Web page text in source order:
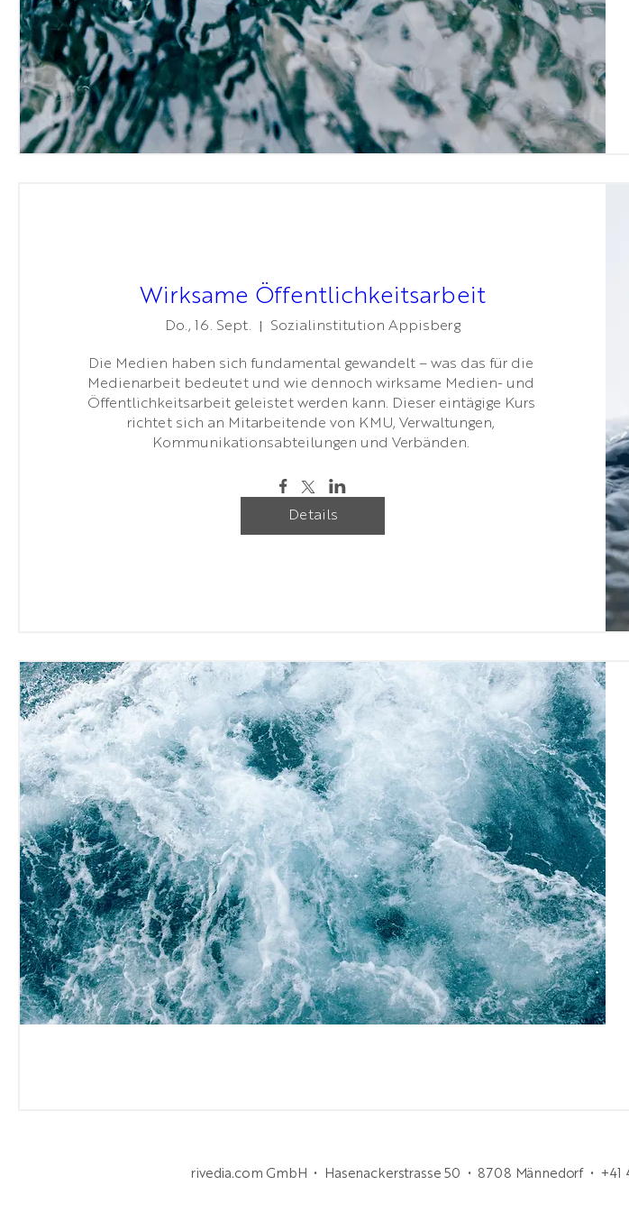
Wirksame Öffentlichkeitsarbeit
Do., 16. Sept. Sozialinstitution Appisberg
Die Medien haben sich fundamental gewandelt – was das für die
Medienarbeit bedeutet und wie dennoch wirksame Medien- und
Öffentlichkeitsarbeit geleistet werden kann. Dieser eintägige Kurs
richtet sich an Mitarbeitende von KMU, Verwaltungen,
Kommunikationsabteilungen und Verbänden.
Details
rivedia.com GmbH • Hasenackerstrasse 50 • 8708 Männedorf • +41